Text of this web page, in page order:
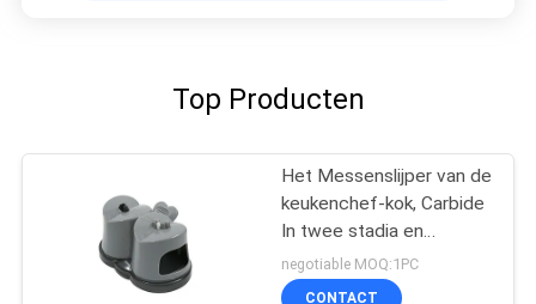
Top Producten
Het Messenslijper van de
keukenchef-kok, Carbide
In twee stadia en
Ceramische Slijper
negotiable MOQ:1PC
CONTACT